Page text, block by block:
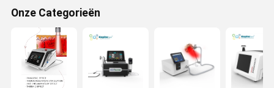
De Machine van de ultrasone klankfysiotherapie
Photodynamic Therapiemachine
Radiofrequentiemachine
Onze Categorieën